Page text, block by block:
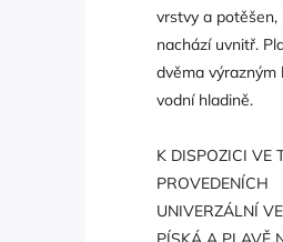
vrstvy a potěšen,
nachází uvnitř.
dvěma výrazným
vodní hladině.
K DISPOZICI VE
PROVEDENÍCH
UNIVERZÁLNÍ